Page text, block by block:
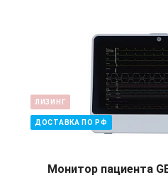
ЛИЗИНГ
ДОСТАВКА ПО РФ
Монитор пациента